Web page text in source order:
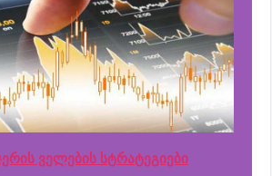
ველების სტრატეგიები